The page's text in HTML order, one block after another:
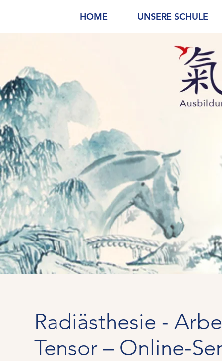
HOME UNSERE SCHULE
Radiästhesie -
Tensor – Online-